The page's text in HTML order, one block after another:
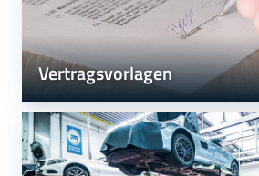
Vertragsvorlagen